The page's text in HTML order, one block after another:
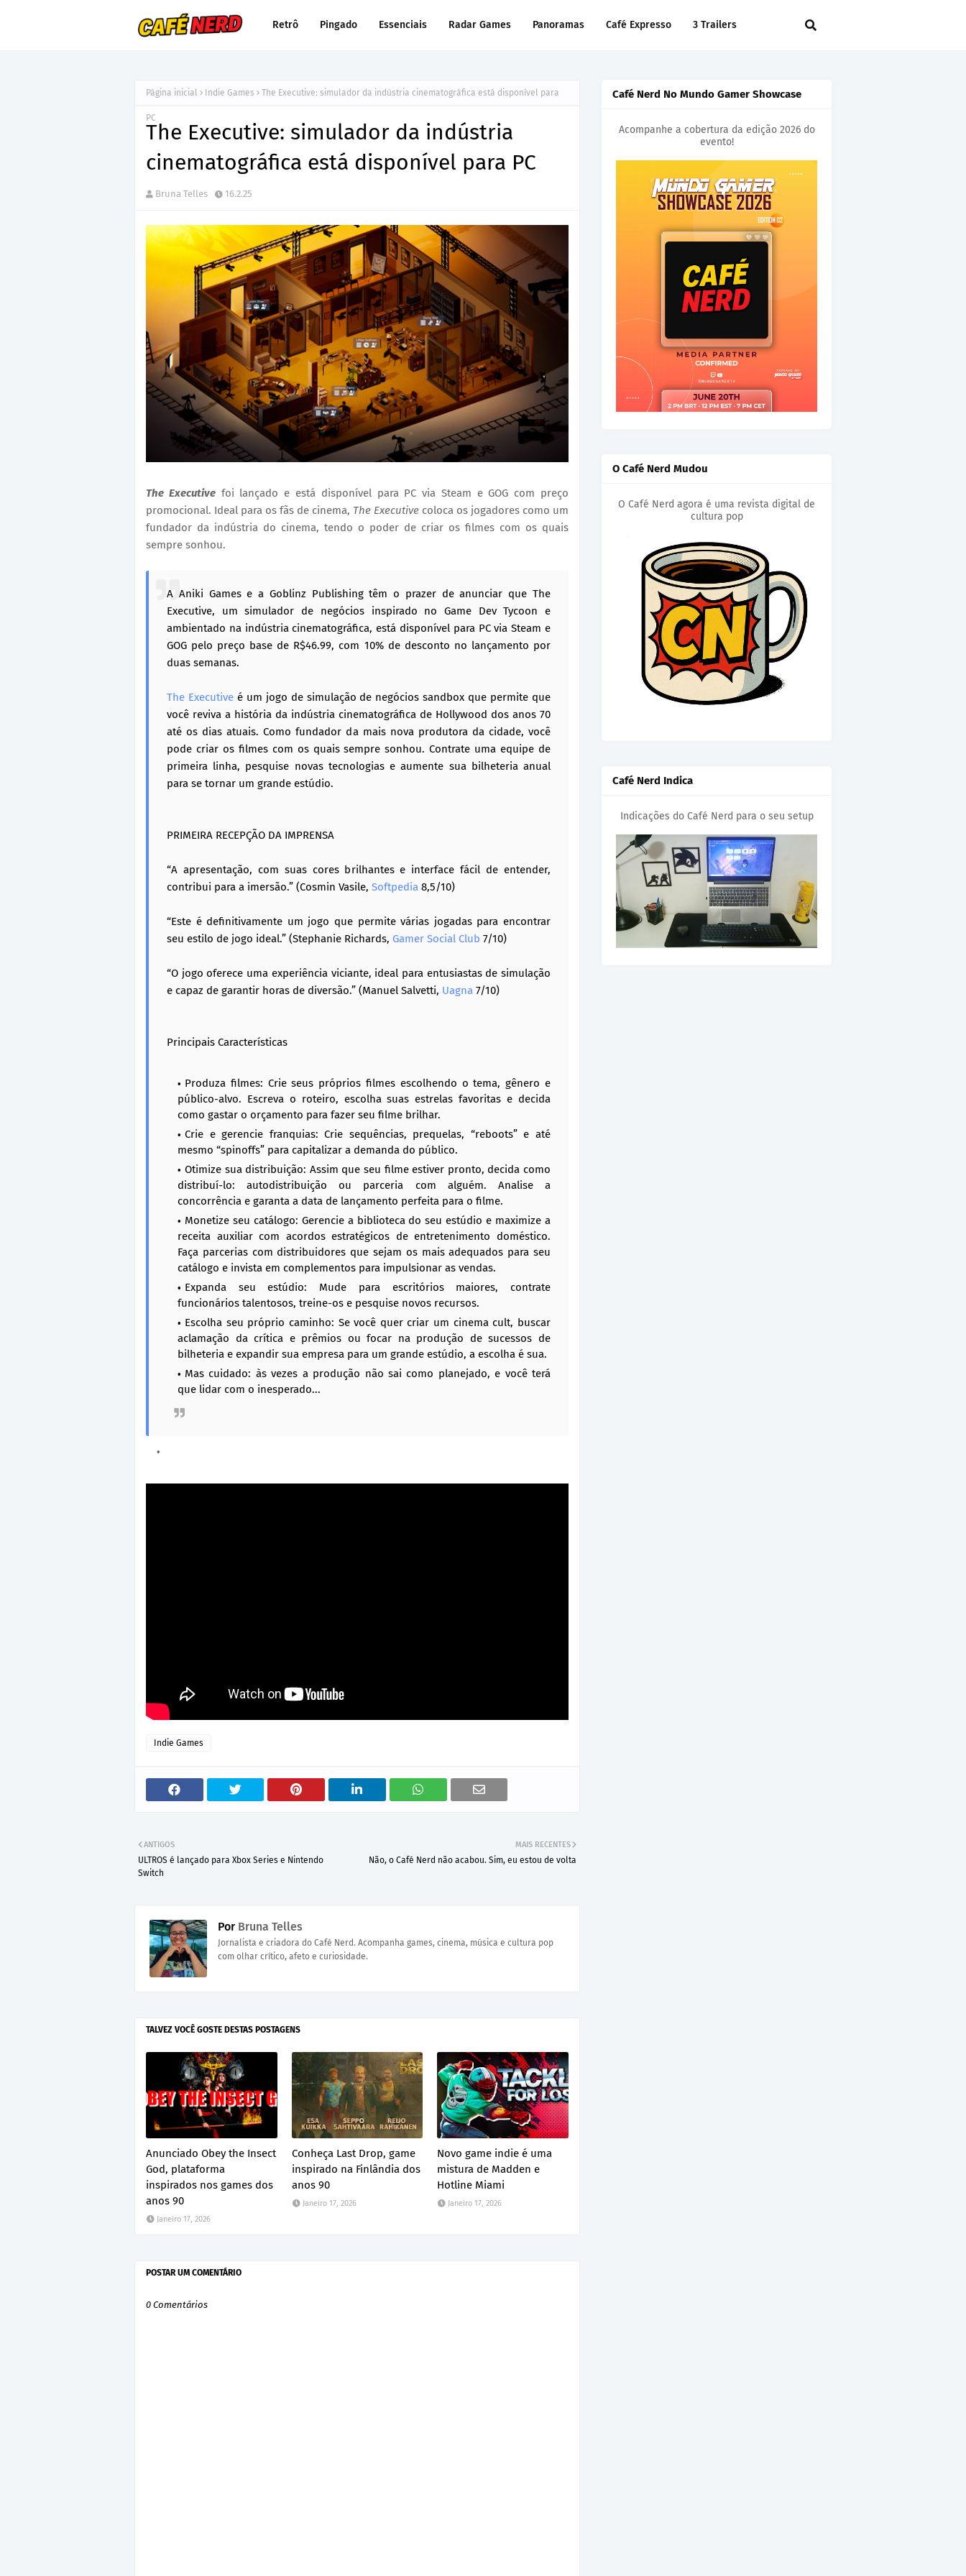
Retrô Pingado Essenciais Radar Games Panoramas Café Expresso 3 Trailers
Página inicial Indie Games The Executive: simulador da indústria cinematográfica está disponível para
PC
The Executive: simulador da indústria
cinematográfica está disponível para PC
Bruna Telles 16.2.25
The Executivefoi lançado e está disponível para PC via Steam e GOG com preço
promocional. Ideal para os fãs de cinema, The Executive coloca os jogadores como um
fundador da indústria do cinema, tendo o poder de criar os filmes com os quais
sempre sonhou.
A Aniki Games e a Goblinz Publishing têm o prazer de anunciar que The
Executive, um simulador de negócios inspirado no Game Dev Tycoon e
ambientado na indústria cinematográfica, está disponível para PC via Steam e
GOG pelo preço base de R$46.99, com 10% de desconto no lançamento por
duas semanas.
The Executiveé um jogo de simulação de negócios sandbox que permite que
você reviva a história da indústria cinematográfica de Hollywood dos anos 70
até os dias atuais. Como fundador da mais nova produtora da cidade, você
pode criar os filmes com os quais sempre sonhou. Contrate uma equipe de
primeira linha, pesquise novas tecnologias e aumente sua bilheteria anual
para se tornar um grande estúdio.
PRIMEIRA RECEPÇÃO DA IMPRENSA
“A apresentação, com suas cores brilhantes e interface fácil de entender,
contribui para a imersão.” (Cosmin Vasile, Softpedia 8,5/10)
“Este é definitivamente um jogo que permite várias jogadas para encontrar
seu estilo de jogo ideal.” (Stephanie Richards, Gamer Social Club 7/10)
“O jogo oferece uma experiência viciante, ideal para entusiastas de simulação
e capaz de garantir horas de diversão.” (Manuel Salvetti, Uagna 7/10)
Principais Características
Produza filmes: Crie seus próprios filmes escolhendo o tema, gênero e
público-alvo. Escreva o roteiro, escolha suas estrelas favoritas e decida
como gastar o orçamento para fazer seu filme brilhar.
Crie e gerencie franquias: Crie sequências, prequelas, “reboots” e até
mesmo “spinoffs” para capitalizar a demanda do público.
Otimize sua distribuição: Assim que seu filme estiver pronto, decida como
distribuí-lo: autodistribuição ou parceria com alguém. Analise a
concorrência e garanta a data de lançamento perfeita para o filme.
Monetize seu catálogo: Gerencie a biblioteca do seu estúdio e maximize a
receita auxiliar com acordos estratégicos de entretenimento doméstico.
Faça parcerias com distribuidores que sejam os mais adequados para seu
catálogo e invista em complementos para impulsionar as vendas.
Expanda seu estúdio: Mude para escritórios maiores, contrate
funcionários talentosos, treine-os e pesquise novos recursos.
Escolha seu próprio caminho: Se você quer criar um cinema cult, buscar
aclamação da crítica e prêmios ou focar na produção de sucessos de
bilheteria e expandir sua empresa para um grande estúdio, a escolha é sua.
Mas cuidado: às vezes a produção não sai como planejado, e você terá
que lidar com o inesperado...
Indie Games
MAIS RECENTES
Não, o Café Nerd não acabou. Sim, eu estou de volta
ANTIGOS
ULTROS é lançado para Xbox Series e Nintendo
Switch
PorBruna Telles
Jornalista e criadora do Café Nerd. Acompanha games, cinema, música e cultura pop
com olhar crítico, afeto e curiosidade.
TALVEZ VOCÊ GOSTE DESTAS POSTAGENS
Anunciado Obey the Insect
God, plataforma
inspirados nos games dos
anos 90
Janeiro 17, 2026
Conheça Last Drop, game
inspirado na Finlândia dos
anos 90
Janeiro 17, 2026
Novo game indie é uma
mistura de Madden e
Hotline Miami
Janeiro 17, 2026
POSTAR UM COMENTÁRIO
0 Comentários
Café Nerd No Mundo Gamer Showcase
Acompanhe a cobertura da edição 2026 do
evento!
O Café Nerd Mudou
O Café Nerd agora é uma revista digital de
cultura pop
Café Nerd Indica
Indicações do Café Nerd para o seu setup